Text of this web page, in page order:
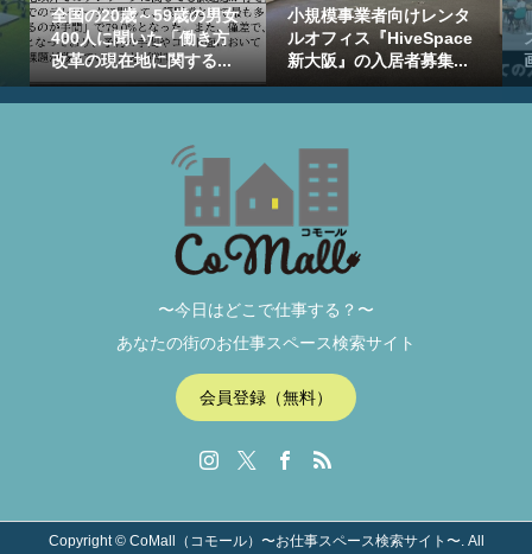
全国の20歳～59歳の男女
400人に聞いた「働き方
改革の現在地に関する...
小規模事業者向けレンタ
ルオフィス『HiveSpace
新大阪』の入居者募集...
〜今日はどこで仕事する？〜
あなたの街のお仕事スペース検索サイト
会員登録（無料）
Copyright ©CoMall（コモール）〜お仕事スペース検索サイト〜. All